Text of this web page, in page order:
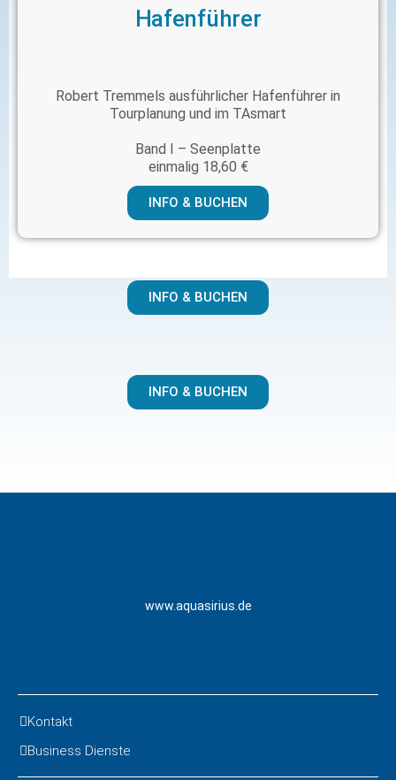
Hafenführer
Robert Tremmels ausführlicher Hafenführer in
Tourplanung und im TAsmart
Band I – Seenplatte
einmalig 18,60 €
INFO & BUCHEN
INFO & BUCHEN
INFO & BUCHEN
www.aquasirius.de
Kontakt
Business Dienste